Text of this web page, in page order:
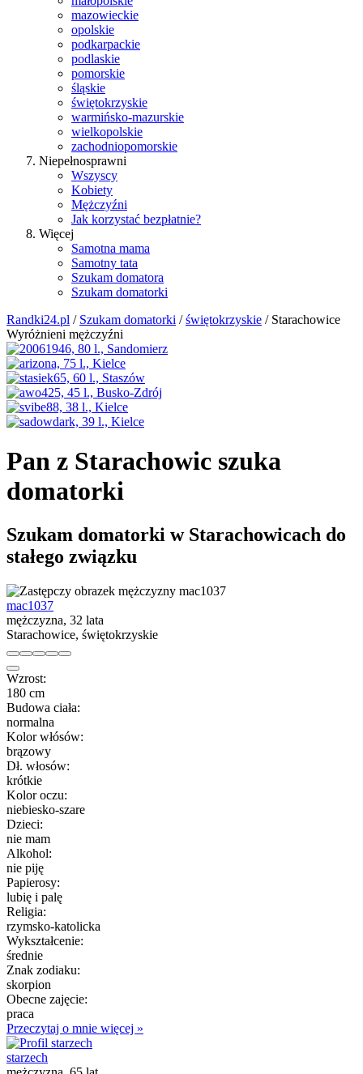
mazowieckie
opolskie
podkarpackie
podlaskie
pomorskie
śląskie
świętokrzyskie
warmińsko-mazurskie
wielkopolskie
zachodniopomorskie
Niepełnosprawni
Wszyscy
Kobiety
Mężczyźni
Jak korzystać bezpłatnie?
Więcej
Samotna mama
Samotny tata
Szukam domatora
Szukam domatorki
Randki24.pl / Szukam domatorki /świętokrzyskie / Starachowice
Wyróżnieni mężczyźni
Pan z Starachowic szuka
domatorki
Szukam domatorki w Starachowicach do
stałego związku
mac1037
mężczyzna, 32 lata
Starachowice, świętokrzyskie
Wzrost:
180 cm
Budowa ciała:
normalna
Kolor włósów:
brązowy
Dł. włosów:
krótkie
Kolor oczu:
niebiesko-szare
Dzieci:
nie mam
Alkohol:
nie piję
Papierosy:
lubię i palę
Religia:
rzymsko-katolicka
Wykształcenie:
średnie
Znak zodiaku:
skorpion
Obecne zajęcie:
praca
Przeczytaj o mnie więcej »
starzech